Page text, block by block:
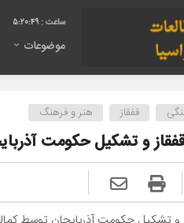
5:20:49
موضوعات
قفقاز هنر و فرهنگ
و تشکیل حکومت